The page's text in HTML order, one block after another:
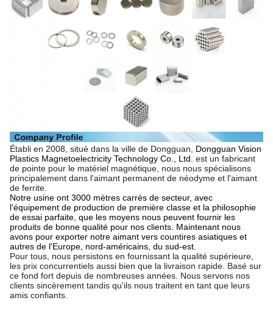
Établi en 2008, situé dans la ville de Dongguan,
Dongguan Vision
Plastics Magnetoelectricity Technology Co., Ltd. est un fabricant
de pointe pour le matériel magnétique, nous nous spécialisons
principalement dans l'aimant permanent de néodyme et l'aimant
de ferrite.
Notre usine ont 3000 mètres carrés de secteur, avec
l'équipement de production de première classe et la philosophie
de essai parfaite, que les moyens nous peuvent fournir les
produits de bonne qualité pour nos clients. Maintenant nous
avons pour exporter notre aimant vers countires asiatiques et
autres de l'Europe, nord-américains, du sud-est.
Pour tous, nous persistons en fournissant la qualité supérieure,
les prix concurrentiels aussi bien que la livraison rapide. Basé sur
ce fond fort depuis de nombreuses années. Nous servons nos
clients sincèrement tandis qu'ils nous traitent en tant que leurs
amis confiants.